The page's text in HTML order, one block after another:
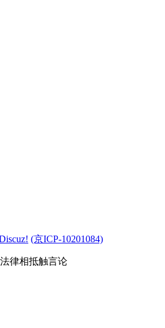
(京ICP-10201084)
律相抵触言论